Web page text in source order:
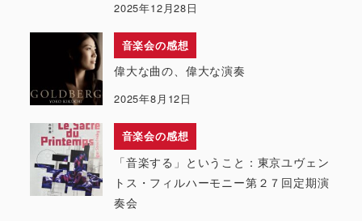
2025年12月28日
音楽会の感想
偉大な曲の、偉大な演奏
2025年8月12日
音楽会の感想
「音楽する」ということ：東京ユヴェン
トス・フィルハーモニー第２７回定期演
奏会